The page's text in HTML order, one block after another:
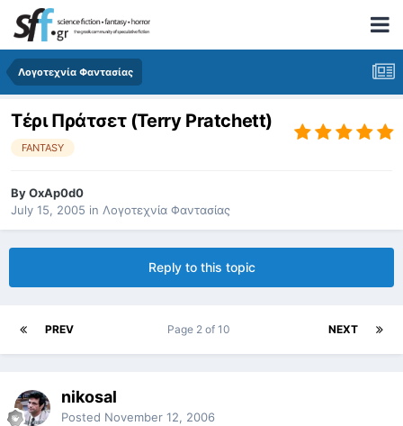
Λογοτεχνία Φαντασίας
Τέρι Πράτσετ (Terry Pratchett)
FANTASY
ByOxAp0d0
July 15, 2005 in Λογοτεχνία Φαντασίας
Reply to this topic
PREV NEXT
Page 2 of 10
nikosal
Posted November 12, 2006